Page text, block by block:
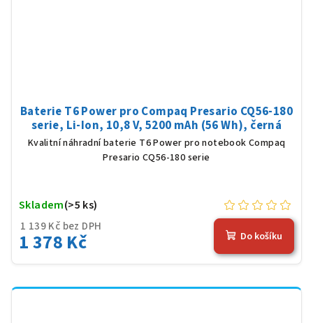
Baterie T6 Power pro Compaq Presario CQ56-180
serie, Li-Ion, 10,8 V, 5200 mAh (56 Wh), černá
Kvalitní náhradní baterie T6 Power pro notebook Compaq
Presario CQ56-180 serie
1 139 Kč bez DPH
1 378 Kč
Skladem(>5 ks)
Do košíku